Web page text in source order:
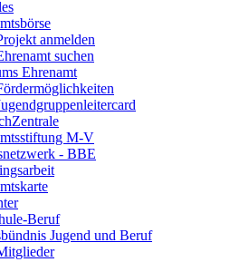
anmelden
suchen
Ehrenamt
M-V
- BBE
Beruf
Jugend und Beruf